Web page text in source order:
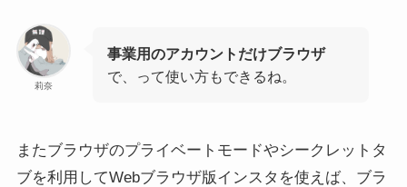
莉奈
事業用のアカウントだけブラウザ
で、って使い方もできるね。
またブラウザのプライベートモードやシークレットタ
ブを利用してWebブラウザ版インスタを使えば、ブラ